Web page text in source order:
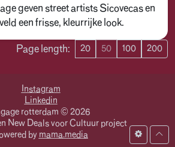
geven street artists Sicovecas en
een frisse, kleurrijke look.
Page length: 20 50 100 200
Instagram
Linkedin
rotterdam © 2026
New Deals voor Cultuur project
by mama.media